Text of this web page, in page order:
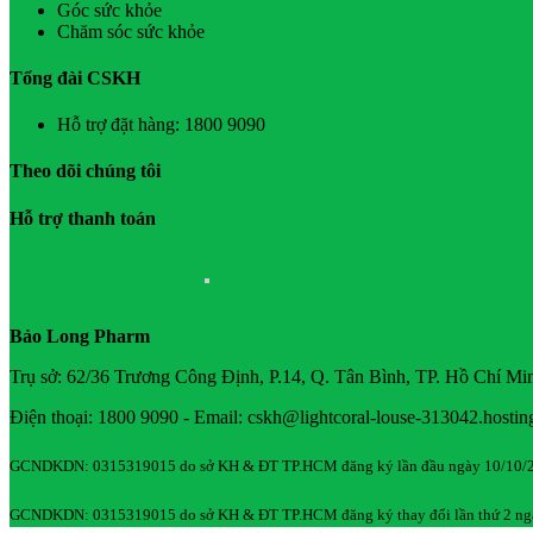
Góc sức khỏe
Chăm sóc sức khỏe
Tổng đài CSKH
Hỗ trợ đặt hàng: 1800 9090
Theo dõi chúng tôi
Hỗ trợ thanh toán
Bảo Long Pharm
Trụ sở: 62/36 Trương Công Định, P.14, Q. Tân Bình, TP. Hồ Chí
Điện thoại: 1800 9090 - Email: cskh@lightcoral-louse-
GCNDKDN: 0315319015 do sở KH & ĐT TP.HCM đăng ký lần đầu ngày 10/10/
GCNDKDN: 0315319015 do sở KH & ĐT TP.HCM đăng ký thay đổi lần thứ 2